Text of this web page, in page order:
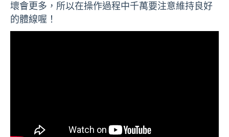
壞會更多，所以在操作過程中千萬要注意維持良好
的體線喔！